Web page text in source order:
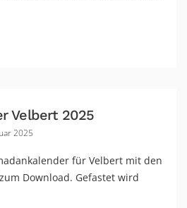
Velbert 2025
2025
für Velbert mit den
Download. Gefastet wird